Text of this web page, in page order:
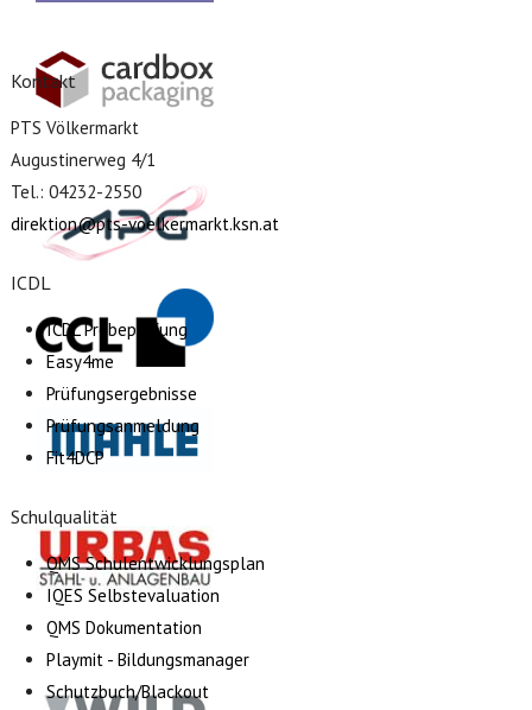
Kontakt
PTS Völkermarkt
Augustinerweg 4/1
Tel.: 04232-2550
direktion@pts-voelkermarkt.ksn.at
ICDL
ICDL Probeprüfung
Easy4me
Prüfungsergebnisse
Prüfungsanmeldung
Fit4DCP
Schulqualität
QMS Schulentwicklungsplan
IQES Selbstevaluation
QMS Dokumentation
Playmit - Bildungsmanager
Schutzbuch/Blackout